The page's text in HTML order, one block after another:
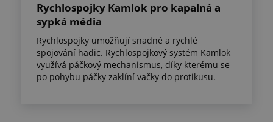
Rychlospojky Kamlok pro kapalná a
sypká média
Rychlospojky umožňují snadné a rychlé
spojování hadic. Rychlospojkový systém Kamlok
využívá páčkový mechanismus, díky kterému se
po pohybu páčky zaklíní vačky do protikusu.